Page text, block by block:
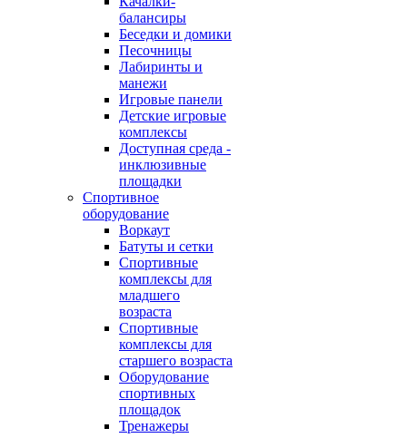
балансиры
Беседки и домики
Песочницы
Лабиринты и
манежи
Игровые панели
Детские игровые
комплексы
Доступная среда -
инклюзивные
площадки
Спортивное
оборудование
Воркаут
Батуты и сетки
Спортивные
комплексы для
младшего
возраста
Спортивные
комплексы для
старшего возраста
Оборудование
спортивных
площадок
Тренажеры